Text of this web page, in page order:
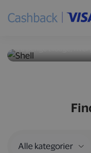
Høj ydeevne og